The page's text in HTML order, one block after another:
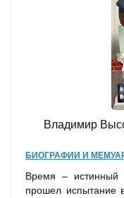
Владимир
БИОГРАФИИ И
Время – истинный
прошел испытание